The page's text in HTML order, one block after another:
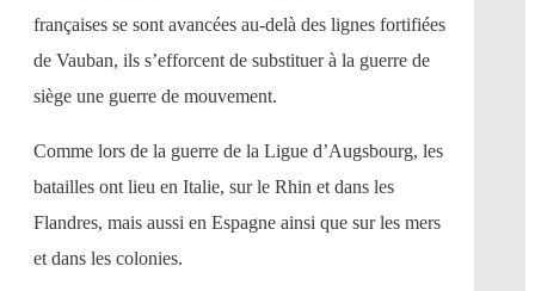
françaises se sont avancées au-delà des lignes fortifiées
de Vauban, ils s’efforcent de substituer à la guerre de
siège une guerre de mouvement.
Comme lors de la guerre de la Ligue d’Augsbourg, les
batailles ont lieu en Italie, sur le Rhin et dans les
Flandres, mais aussi en Espagne ainsi que sur les mers
et dans les colonies.